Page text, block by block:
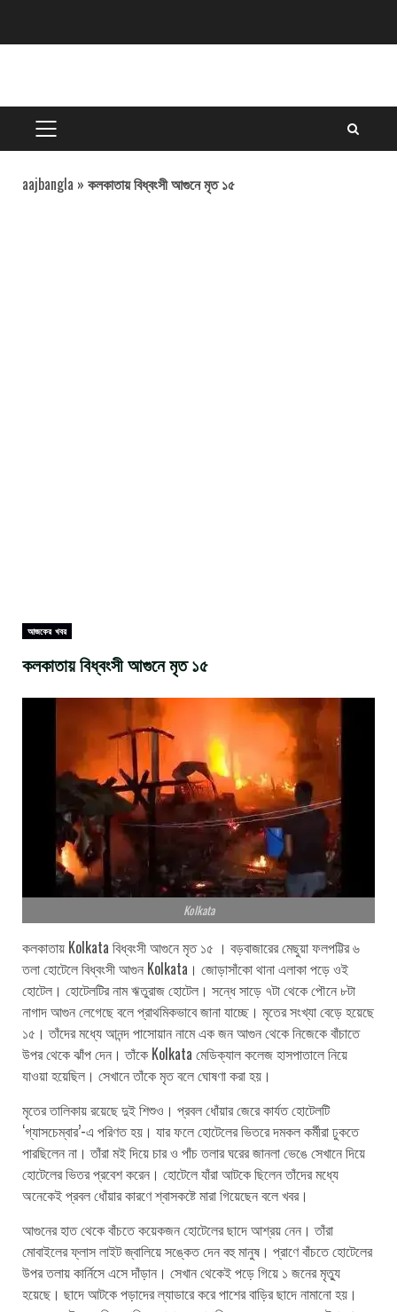
PRIMARY
MENU
aajbangla » কলকাতায় বিধ্বংসী আগুনে মৃত ১৫
আজকের খবর
কলকাতায় বিধ্বংসী আগুনে মৃত ১৫
Kolkata
কলকাতায় Kolkata বিধ্বংসী আগুনে মৃত ১৫ । বড়বাজারের মেছুয়া ফলপট্টির ৬
তলা হোটেলে বিধ্বংসী আগুন Kolkata। জোড়াসাঁকো থানা এলাকা পড়ে ওই
হোটেল। হোটেলটির নাম ঋতুরাজ হোটেল। সন্ধে সাড়ে ৭টা থেকে পৌনে ৮টা
নাগাদ আগুন লেগেছে বলে প্রাথমিকভাবে জানা যাচ্ছে। মৃতের সংখ্যা বেড়ে হয়েছে
১৫। তাঁদের মধ্যে আনন্দ পাসোয়ান নামে এক জন আগুন থেকে নিজেকে বাঁচাতে
উপর থেকে ঝাঁপ দেন। তাঁকে Kolkata মেডিক্যাল কলেজ হাসপাতালে নিয়ে
যাওয়া হয়েছিল। সেখানে তাঁকে মৃত বলে ঘোষণা করা হয়।
মৃতের তালিকায় রয়েছে দুই শিশুও। প্রবল ধোঁয়ার জেরে কার্যত হোটেলটি
‘গ্যাসচেম্বার’-এ পরিণত হয়। যার ফলে হোটেলের ভিতরে দমকল কর্মীরা ঢুকতে
পারছিলেন না। তাঁরা মই দিয়ে চার ও পাঁচ তলার ঘরের জানলা ভেঙে সেখানে দিয়ে
হোটেলের ভিতর প্রবেশ করেন। হোটেলে যাঁরা আটকে ছিলেন তাঁদের মধ্যে
অনেকেই প্রবল ধোঁয়ার কারণে শ্বাসকষ্টে মারা গিয়েছেন বলে খবর।
আগুনের হাত থেকে বাঁচতে কয়েকজন হোটেলের ছাদে আশ্রয় নেন। তাঁরা
মোবাইলের ফ্লাস লাইট জ্বালিয়ে সঙ্কেত দেন বহু মানুষ। প্রাণে বাঁচতে হোটেলের
উপর তলায় কার্নিসে এসে দাঁড়ান। সেখান থেকেই পড়ে গিয়ে ১ জনের মৃত্যু
হয়েছে। ছাদে আটকে পড়াদের ল্যাডারে করে পাশের বাড়ির ছাদে নামানো হয়।